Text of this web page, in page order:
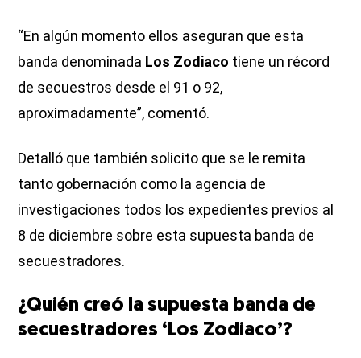
“En algún momento ellos aseguran que esta
banda denominada Los Zodiaco tiene un récord
de secuestros desde el 91 o 92,
aproximadamente”, comentó.
Detalló que también solicito que se le remita
tanto gobernación como la agencia de
investigaciones todos los expedientes previos al
8 de diciembre sobre esta supuesta banda de
secuestradores.
¿Quién creó la supuesta banda de
secuestradores ‘Los Zodiaco’?